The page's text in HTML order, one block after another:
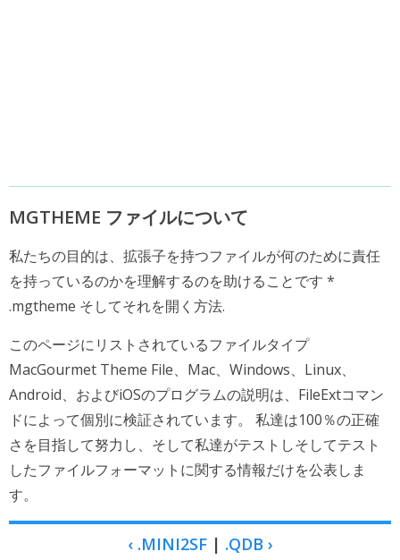
MGTHEME ファイルについて
私たちの目的は、拡張子を持つファイルが何のために責任
を持っているのかを理解するのを助けることです *
.mgtheme そしてそれを開く方法.
このページにリストされているファイルタイプ
MacGourmet Theme File、Mac、Windows、Linux、
Android、およびiOSのプログラムの説明は、FileExtコマン
ドによって個別に検証されています。 私達は100％の正確
さを目指して努力し、そして私達がテストしそしてテスト
したファイルフォーマットに関する情報だけを公表しま
す。
‹ .MINI2SF| .QDB ›